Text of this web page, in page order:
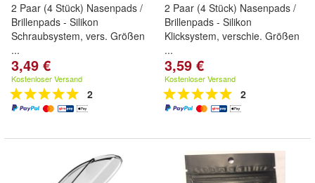
2 Paar (4 Stück) Nasenpads /
Brillenpads - Silikon
Schraubsystem, vers. Größen
...
3,49 €
Kostenloser Versand
2
2 Paar (4 Stück) Nasenpads /
Brillenpads - Silikon
Klicksystem, verschie. Größen
...
3,59 €
Kostenloser Versand
2